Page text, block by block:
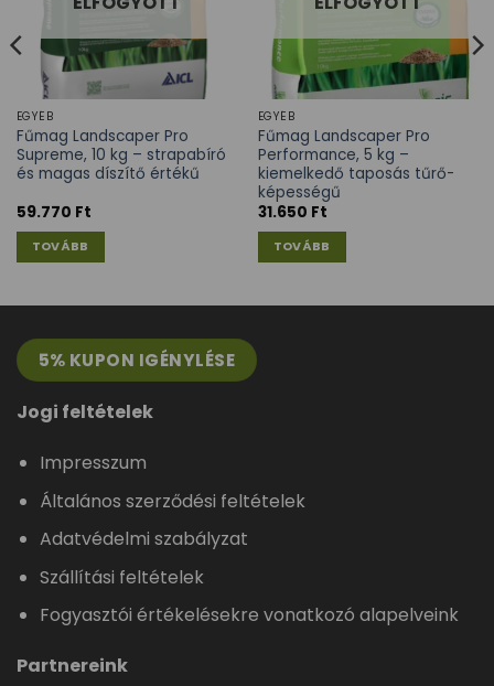
EGYÉB
Fűmag Landscaper Pro
Supreme, 10 kg – strapabíró
és magas díszítő értékű
59.770 Ft
TOVÁBB
EGYÉB
Fűmag Landscaper Pro
Performance, 5 kg –
kiemelkedő taposás tűrő-
képességű
31.650 Ft
TOVÁBB
5% KUPON IGÉNYLÉSE
Jogi feltételek
Impresszum
Általános szerződési feltételek
Adatvédelmi szabályzat
Szállítási feltételek
Fogyasztói értékelésekre vonatkozó alapelveink
Partnereink